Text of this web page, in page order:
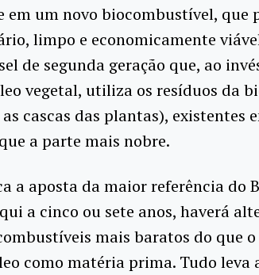
em um novo biocombustível, que
limpo e economicamente
de segunda geração que, ao
vegetal, utiliza os resíduos da
cascas das plantas), existentes
a parte mais nobre.
a aposta da maior referência do
a cinco ou sete anos, haverá
mais baratos do que
como matéria prima. Tudo leva